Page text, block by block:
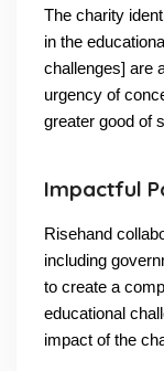
The charity
in the
challenges] are
urgency of
greater good of
Impactful
Risehand
including
to create a
educational
impact of the